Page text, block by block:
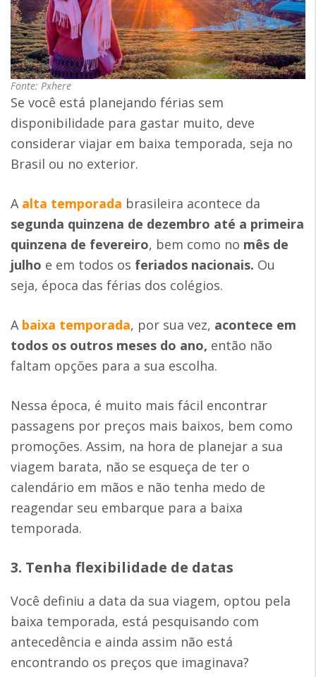
Fonte: Pxhere
Se você está planejando férias sem
disponibilidade para gastar muito, deve
considerar viajar em baixa temporada, seja no
Brasil ou no exterior.
A alta temporada brasileira acontece da
segunda quinzena de dezembro até a primeira
quinzena de fevereiro, bem como no mês de
julho e em todos os feriados nacionais. Ou
seja, época das férias dos colégios.
A baixa temporada, por sua vez, acontece em
todos os outros meses do ano, então não
faltam opções para a sua escolha.
Nessa época, é muito mais fácil encontrar
passagens por preços mais baixos, bem como
promoções. Assim, na hora de planejar a sua
viagem barata, não se esqueça de ter o
calendário em mãos e não tenha medo de
reagendar seu embarque para a baixa
temporada.
3. Tenha flexibilidade de datas
Você definiu a data da sua viagem, optou pela
baixa temporada, está pesquisando com
antecedência e ainda assim não está
encontrando os preços que imaginava?